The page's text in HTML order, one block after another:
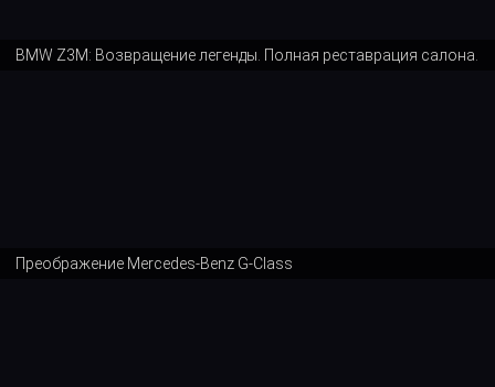
BMW Z3M: Возвращение легенды. Полная реставрация салона.
Преображение Mercedes-Benz G-Class